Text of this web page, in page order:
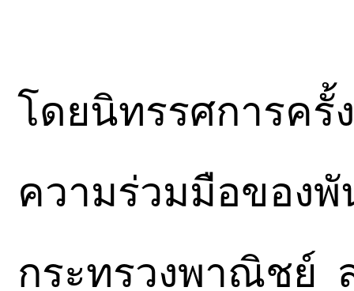
โดยนิทรรศการครั้
ความร่วมมือของ
กระทรวงพาณิชย์